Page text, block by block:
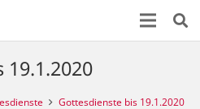
19.1.2020
Gottesdienste bis 19.1.2020